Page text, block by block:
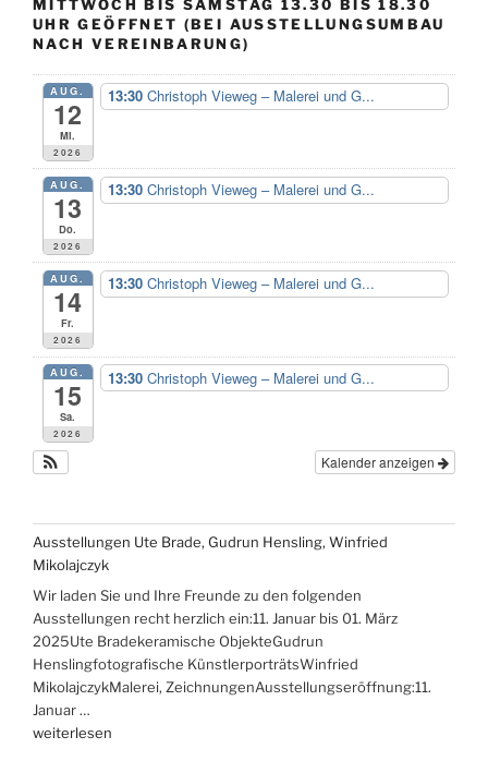
MITTWOCH BIS SAMSTAG 13.30 BIS 18.30
UHR GEÖFFNET (BEI AUSSTELLUNGSUMBAU
NACH VEREINBARUNG)
AUG.
12
Mi.
2026
13:30 Christoph Vieweg – Malerei und G...
AUG.
13
Do.
2026
13:30 Christoph Vieweg – Malerei und G...
AUG.
14
Fr.
2026
13:30 Christoph Vieweg – Malerei und G...
AUG.
15
Sa.
2026
13:30 Christoph Vieweg – Malerei und G...
Kalender anzeigen
Ausstellungen Ute Brade, Gudrun Hensling, Winfried
Mikolajczyk
Wir laden Sie und Ihre Freunde zu den folgenden
Ausstellungen recht herzlich ein:11. Januar bis 01. März
2025Ute Bradekeramische ObjekteGudrun
Henslingfotografische KünstlerporträtsWinfried
MikolajczykMalerei, ZeichnungenAusstellungseröffnung:11.
Januar …
„Ausstellungen
weiterlesen